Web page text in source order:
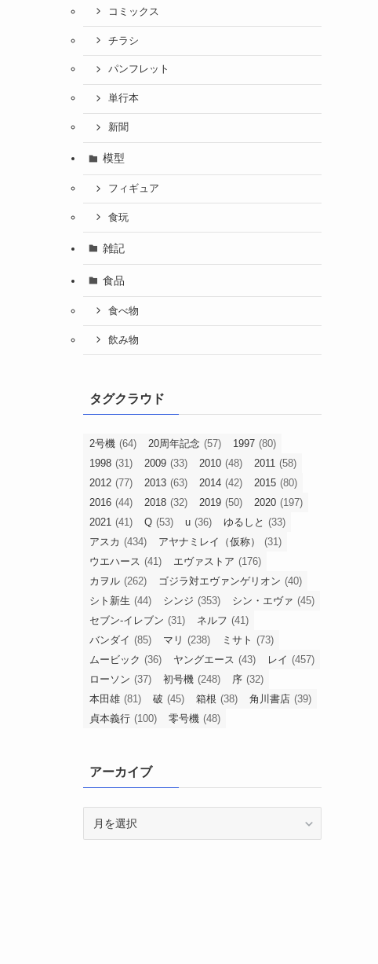
コミックス
チラシ
パンフレット
単行本
新聞
模型
フィギュア
食玩
雑記
食品
食べ物
飲み物
タグクラウド
2号機 (64) 20周年記念 (57) 1997 (80)
1998 (31) 2009 (33) 2010 (48) 2011 (58)
2012 (77) 2013 (63) 2014 (42) 2015 (80)
2016 (44) 2018 (32) 2019 (50) 2020 (197)
2021 (41) Q (53) u (36) ゆるしと (33)
アスカ (434) アヤナミレイ（仮称）
(31)
ウエハース (41) エヴァストア (176)
カヲル (262) ゴジラ対エヴァンゲリオン (40)
シト新生 (44) シンジ (353) シン・エヴァ (45)
セブン-イレブン (31) ネルフ (41)
バンダイ (85) マリ (238) ミサト (73)
ムービック (36) ヤングエース (43) レイ (457)
ローソン (37) 初号機 (248) 序 (32)
本田雄 (81) 破 (45) 箱根 (38) 角川書店 (39)
貞本義行 (100) 零号機 (48)
アーカイブ